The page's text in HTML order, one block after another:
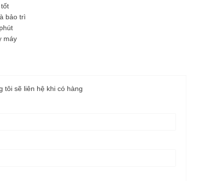
bảo trì
máy
tôi sẽ liên hệ khi có hàng